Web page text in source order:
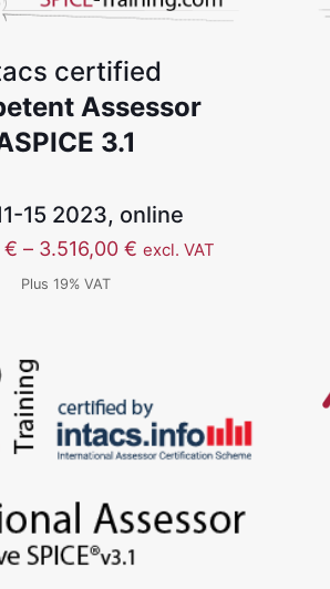
certified
Assessor
3.1
15 2023, online
€ – 3.516,00€ 价
3.516,00 €
excl. VAT
Plus 19% VAT